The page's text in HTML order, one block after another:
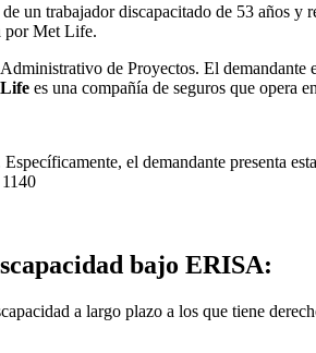
un trabajador discapacitado de 53 años y
por Met Life.
de Proyectos. El demandante
es una compañía de seguros que opera
el demandante presenta
bajo ERISA:
a largo plazo a los que tiene